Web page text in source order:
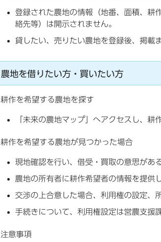
登録された農地の情報（地番、面積、耕
絡先等）は開示されません。
貸したい、売りたい農地を登録後、掲載
農地を借りたい方・買いたい方
耕作を希望する農地を探す
「未来の農地マップ」へアクセスし、耕
耕作を希望する農地が見つかった場合
現地確認を行い、借受・買取の意思があ
農地の所有者に耕作希望者の情報を提供
交渉の上合意した場合、利用権の設定、
手続きについて、利用権設定は営農支援
注意事項